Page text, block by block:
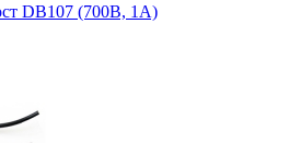
DB107 (700В, 1А)